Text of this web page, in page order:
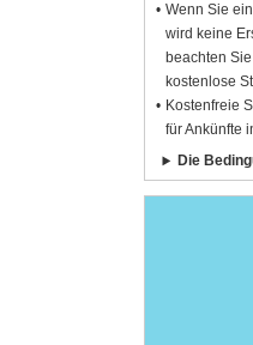
Wenn Sie
wird keine
beachten
kostenlose
Kostenfreie
für Ankünfte
Die